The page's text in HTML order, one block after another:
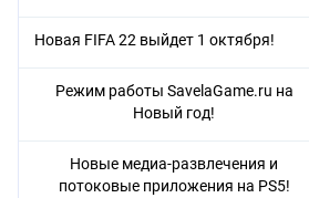
Новая FIFA 22 выйдет 1 октября!
Режим работы SavelaGame.ru на
Новый год!
Новые медиа-развлечения и
потоковые приложения на PS5!